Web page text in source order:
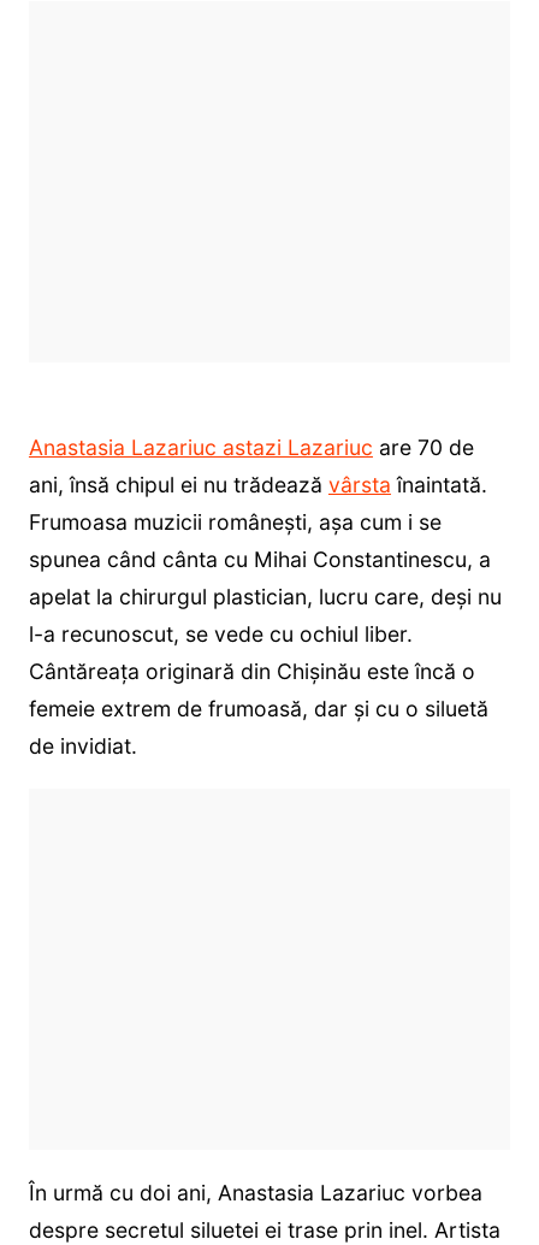
Anastasia Lazariuc astazi Lazariuc are 70 de
ani, însă chipul ei nu trădează vârsta înaintată.
Frumoasa muzicii românești, așa cum i se
spunea când cânta cu Mihai Constantinescu, a
apelat la chirurgul plastician, lucru care, deși nu
l-a recunoscut, se vede cu ochiul liber.
Cântăreața originară din Chișinău este încă o
femeie extrem de frumoasă, dar și cu o siluetă
de invidiat.
În urmă cu doi ani, Anastasia Lazariuc vorbea
despre secretul siluetei ei trase prin inel. Artista